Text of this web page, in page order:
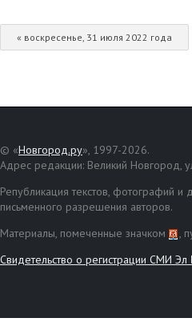
« воскресенье, 31 июля 2022 года
© «Новгород.ру», 1997-2026.
Адрес редакции: Великий Новгород,
Републикация текстов, фотографий
письменного разрешения авторов.
Материалы, помеченные значком
,
Свидетельство о регистрации СМИ